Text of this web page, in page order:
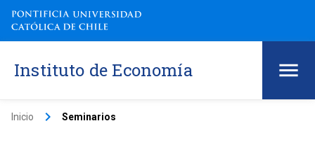
Instituto de Economía
Inicio keyboard_arrow_right Seminarios